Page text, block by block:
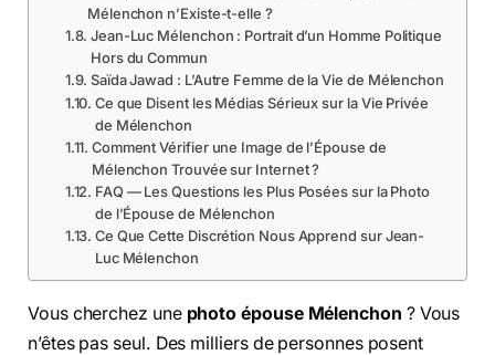
Mélenchon n’Existe-t-elle ?
Jean-Luc Mélenchon : Portrait d’un Homme Politique
Hors du Commun
Saïda Jawad : L’Autre Femme de la Vie de Mélenchon
Ce que Disent les Médias Sérieux sur la Vie Privée
de Mélenchon
Comment Vérifier une Image de l’Épouse de
Mélenchon Trouvée sur Internet ?
FAQ — Les Questions les Plus Posées sur la Photo
de l’Épouse de Mélenchon
Ce Que Cette Discrétion Nous Apprend sur Jean-
Luc Mélenchon
Vous cherchez une photo épouse Mélenchon ? Vous
n’êtes pas seul. Des milliers de personnes posent